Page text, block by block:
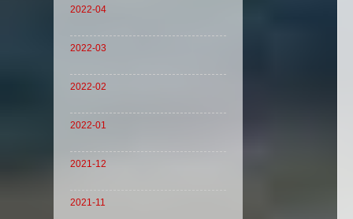
2022-04
2022-03
2022-02
2022-01
2021-12
2021-11